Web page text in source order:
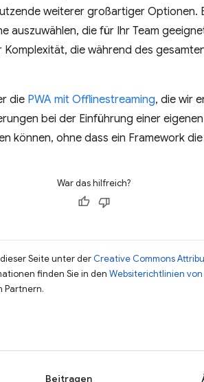
weiterer großartiger Optionen.
auszuwählen, die für Ihr Team
die während des
die PWA mit Offlinestreaming, die wir
bei der Einführung einer
können, ohne dass ein Framework
War das hilfreich?
Seite unter der Creative Commons
finden Sie in den Websiterichtlinien
Partnern.
Beitragen